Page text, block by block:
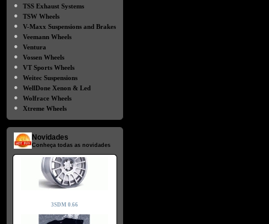
●
TSS Exhaust Systems
●
TSW Wheels
●
V-Maxx Suspensions and Brakes
●
Veemann Wheels
●
Ventura
●
Vossen Wheels
●
VT Sports Wheels
●
Weitec Suspensions
●
WellDone Xenon & Led
●
Wolfrace Wheels
●
Xtreme Wheels
Novidades
Conheça todas as novidades